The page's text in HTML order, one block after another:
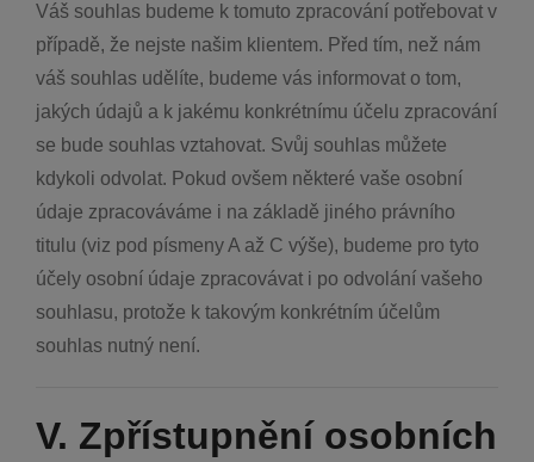
Váš souhlas budeme k tomuto zpracování potřebovat v
případě, že nejste našim klientem. Před tím, než nám
váš souhlas udělíte, budeme vás informovat o tom,
jakých údajů a k jakému konkrétnímu účelu zpracování
se bude souhlas vztahovat. Svůj souhlas můžete
kdykoli odvolat. Pokud ovšem některé vaše osobní
údaje zpracováváme i na základě jiného právního
titulu (viz pod písmeny A až C výše), budeme pro tyto
účely osobní údaje zpracovávat i po odvolání vašeho
souhlasu, protože k takovým konkrétním účelům
souhlas nutný není.
V. Zpřístupnění osobních